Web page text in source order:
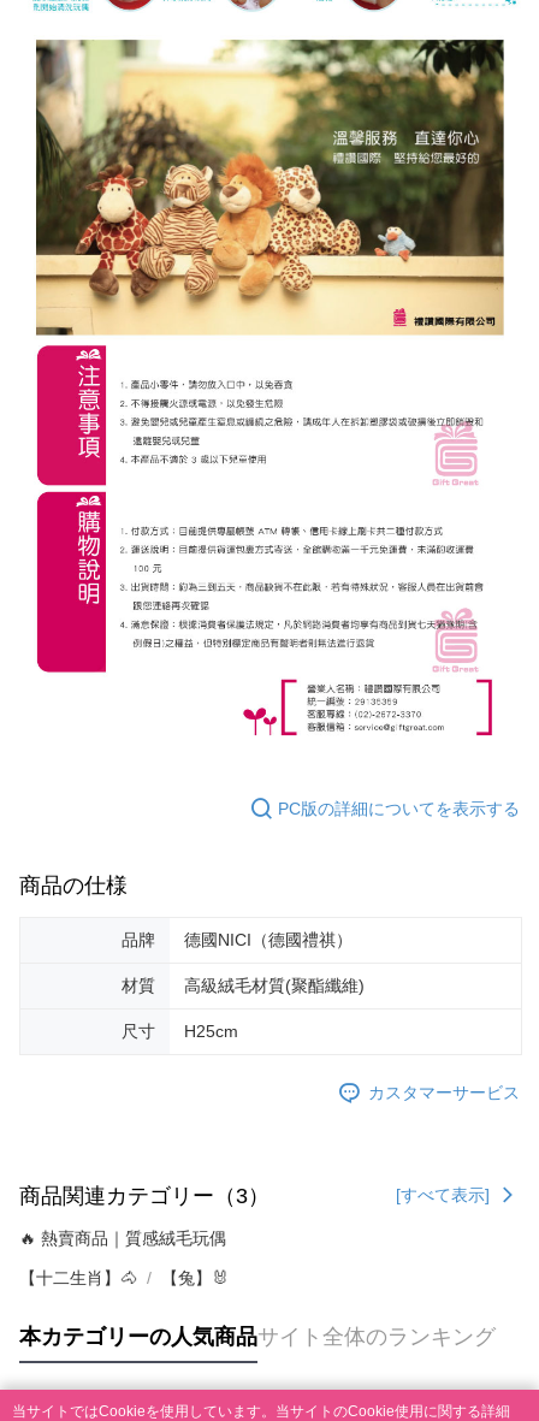
PC版の詳細についてを表示する
商品の仕様
品牌 德國NICI（德國禮祺）
材質 高級絨毛材質(聚酯纖維)
尺寸 H25cm
カスタマーサービス
商品関連カテゴリー（3） [すべて表示]
🔥 熱賣商品｜質感絨毛玩偶
【十二生肖】🐴 【兔】🐰
本カテゴリーの人気商品サイト全体のランキング
当サイトではCookieを使用しています。当サイトのCookie使用に関する詳細